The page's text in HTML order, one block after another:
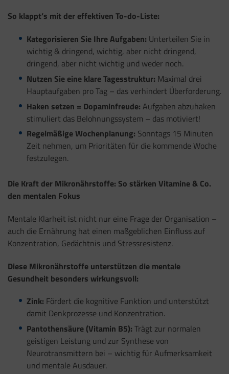
So klappt’s mit der effektiven To-do-Liste:
Kategorisieren Sie Ihre Aufgaben: Unterteilen Sie in
wichtig & dringend, wichtig, aber nicht dringend,
dringend, aber nicht wichtig und weder noch.
Nutzen Sie eine klare Tagesstruktur: Maximal drei
Hauptaufgaben pro Tag – das verhindert Überforderung.
Haken setzen = Dopaminfreude: Aufgaben abzuhaken
stimuliert das Belohnungssystem – das motiviert!
Regelmäßige Wochenplanung: Sonntags 15 Minuten
Zeit nehmen, um Prioritäten für die kommende Woche
festzulegen.
Die Kraft der Mikronährstoffe: So stärken Vitamine & Co.
den mentalen Fokus
Mentale Klarheit ist nicht nur eine Frage der Organisation –
auch die Ernährung hat einen maßgeblichen Einfluss auf
Konzentration, Gedächtnis und Stressresistenz.
Diese Mikronährstoffe unterstützen die mentale
Gesundheit besonders wirkungsvoll:
Zink: Fördert die kognitive Funktion und unterstützt
damit Denkprozesse und Konzentration.
Pantothensäure (Vitamin B5): Trägt zur normalen
geistigen Leistung und zur Synthese von
Neurotransmittern bei – wichtig für Aufmerksamkeit
und mentale Ausdauer.